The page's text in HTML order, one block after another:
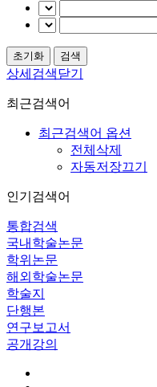
상세검색닫기
최근검색어
최근검색어 옵션
전체삭제
자동저장끄기
인기검색어
통합검색
국내학술논문
학위논문
해외학술논문
학술지
단행본
연구보고서
공개강의